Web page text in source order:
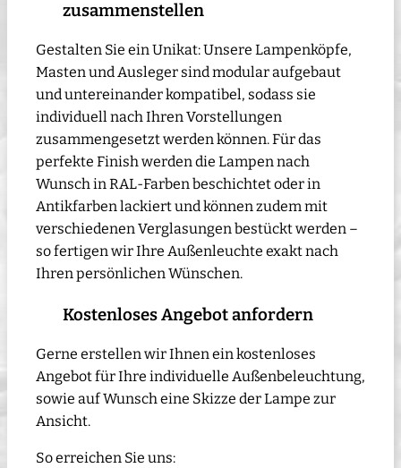
zusammenstellen
Gestalten Sie ein Unikat: Unsere Lampenköpfe,
Masten und Ausleger sind modular aufgebaut
und untereinander kompatibel, sodass sie
individuell nach Ihren Vorstellungen
zusammengesetzt werden können. Für das
perfekte Finish werden die Lampen nach
Wunsch in RAL-Farben beschichtet oder in
Antikfarben lackiert und können zudem mit
verschiedenen Verglasungen bestückt werden –
so fertigen wir Ihre Außenleuchte exakt nach
Ihren persönlichen Wünschen.
Kostenloses Angebot anfordern
Gerne erstellen wir Ihnen ein kostenloses
Angebot für Ihre individuelle Außenbeleuchtung,
sowie auf Wunsch eine Skizze der Lampe zur
Ansicht.
So erreichen Sie uns: